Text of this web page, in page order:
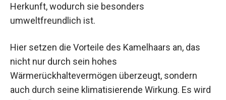
Herkunft, wodurch sie besonders
umweltfreundlich ist.
Hier setzen die Vorteile des Kamelhaars an, das
nicht nur durch sein hohes
Wärmerückhaltevermögen überzeugt, sondern
auch durch seine klimatisierende Wirkung. Es wird